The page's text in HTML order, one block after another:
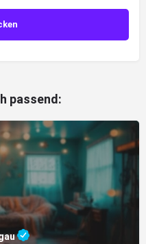
passend: